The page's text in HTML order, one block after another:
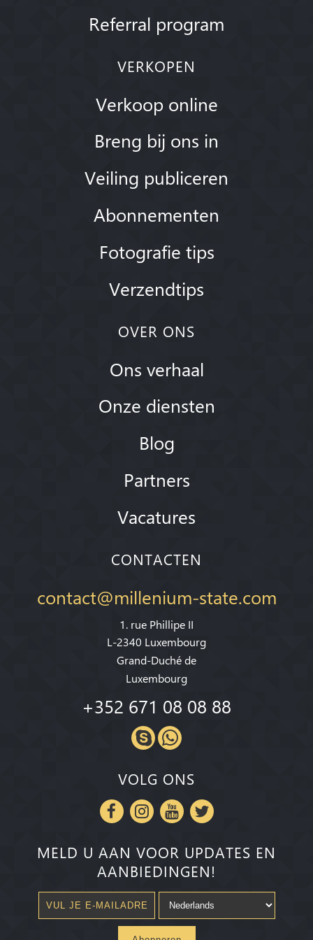
Referral program
VERKOPEN
Verkoop online
Breng bij ons in
Veiling publiceren
Abonnementen
Fotografie tips
Verzendtips
OVER ONS
Ons verhaal
Onze diensten
Blog
Partners
Vacatures
CONTACTEN
contact@millenium-state.com
1. rue Phillipe II
L-2340 Luxembourg
Grand-Duché de
Luxembourg
+352 671 08 08 88
VOLG ONS
MELD U AAN VOOR UPDATES EN
AANBIEDINGEN!